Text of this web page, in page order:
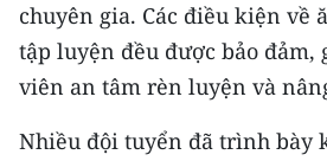
Media Y tế
Media Khoa học - Công nghệ
Media Môi trường
chuyên gia. Các điều kiện về
tập luyện đều được bảo đảm,
viên an tâm rèn luyện và
Nhiều đội tuyển đã trình bày